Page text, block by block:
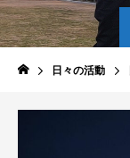
日々の活動